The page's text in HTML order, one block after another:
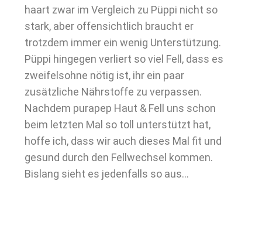
haart zwar im Vergleich zu Püppi nicht so
stark, aber offensichtlich braucht er
trotzdem immer ein wenig Unterstützung.
Püppi hingegen verliert so viel Fell, dass es
zweifelsohne nötig ist, ihr ein paar
zusätzliche Nährstoffe zu verpassen.
Nachdem purapep Haut & Fell uns schon
beim letzten Mal so toll unterstützt hat,
hoffe ich, dass wir auch dieses Mal fit und
gesund durch den Fellwechsel kommen.
Bislang sieht es jedenfalls so aus…